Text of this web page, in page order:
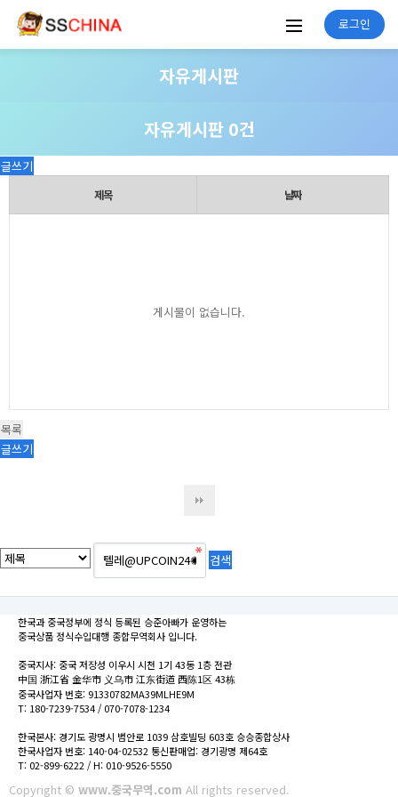
로그인
자유게시판
자유게시판 0건
글쓰기
제목 날짜
게시물이 없습니다.
목록
글쓰기
한국과 중국정부에 정식 등록된 승준아빠가 운영하는
중국상품 정식수입대행 종합무역회사 입니다.
중국지사: 중국 저장성 이우시 시천 1기 43동 1층 전관
中国 浙江省 金华市 义乌市 江东街道 西陈1区 43栋
중국사업자 번호: 91330782MA39MLHE9M
T: 180-7239-7534 / 070-7078-1234
한국본사: 경기도 광명시 범안로 1039 삼호빌딩 603호 승승종합상사
한국사업자 번호: 140-04-02532 통신판매업: 경기광명 제64호
T: 02-899-6222 / H: 010-9526-5550
Copyright © www.중국무역.com All rights reserved.